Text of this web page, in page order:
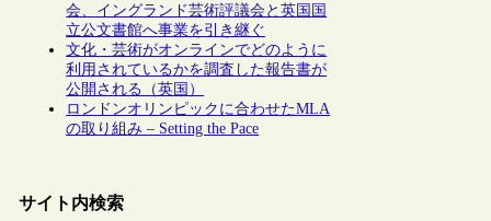
会、イングランド芸術評議会と英国国
立公文書館へ事業を引き継ぐ
文化・芸術がオンラインでどのように
利用されているかを調査した報告書が
公開される（英国）
ロンドンオリンピックに合わせたMLA
の取り組み – Setting the Pace
サイト内検索